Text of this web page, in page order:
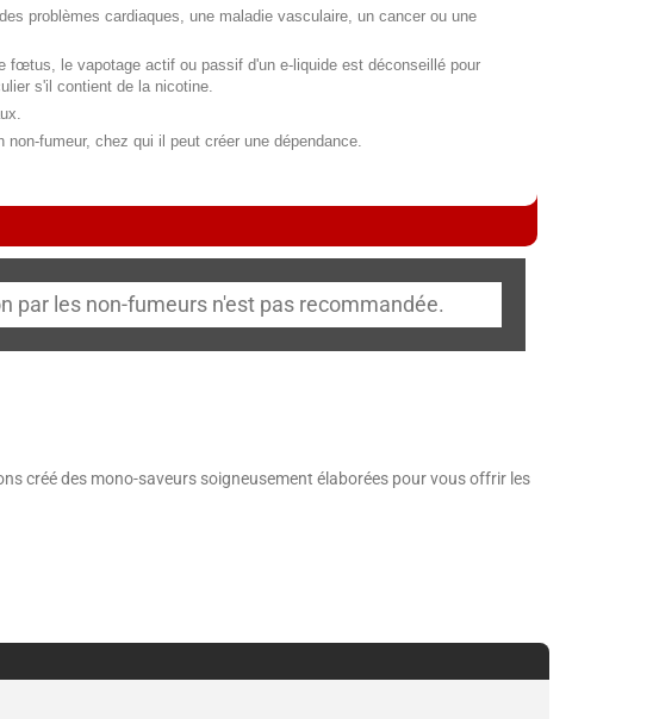
problèmes cardiaques, une maladie vasculaire, un cancer ou une
fœtus, le vapotage actif ou passif d'un e-liquide est déconseillé pour
s'il contient de la nicotine.
fumeur, chez qui il peut créer une dépendance.
par les non-fumeurs n'est pas recommandée.
créé des mono-saveurs soigneusement élaborées pour vous offrir les